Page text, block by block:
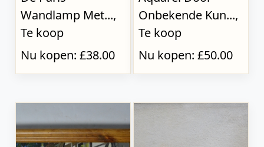
Wandlamp Met...,
Te koop
Nu kopen: £38.00
Onbekende Kun...,
Te koop
Nu kopen: £50.00